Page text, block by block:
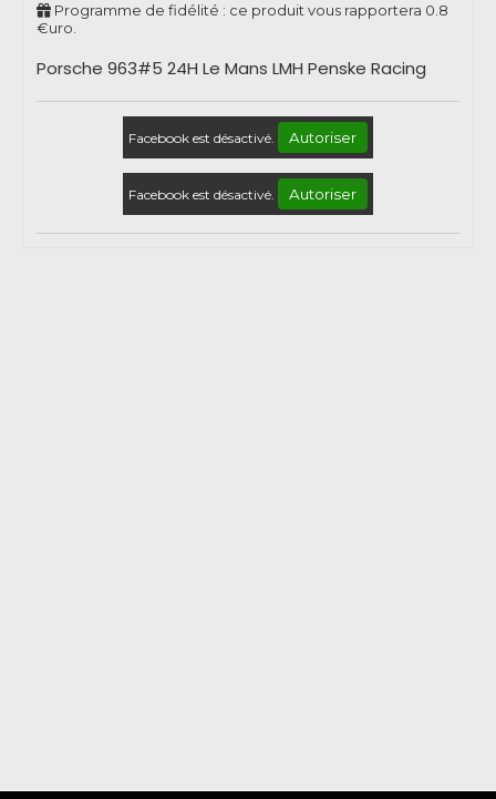
Programme de fidélité : ce produit vous rapportera 0.8
€uro.
Porsche 963#5 24H Le Mans LMH Penske Racing
Facebook est désactivé. Autoriser
Facebook est désactivé. Autoriser